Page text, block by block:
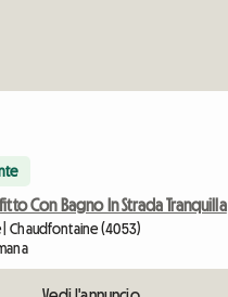
Con Bagno In Strada Tranquilla
| Chaudfontaine (4053)